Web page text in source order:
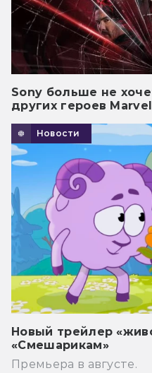
Sony больше не
других героев Marvel
Новости
Новый трейлер
«Смешарикам»
Премьера в августе.